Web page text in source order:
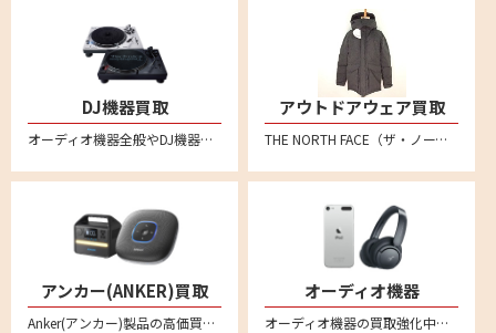
DJ機器買取
オーディオ機器全般やDJ機器の買取強化中です。全国対応の宅配買取で、不要になったオーディオ機器をお売りください。 ターンテーブル、DJコントローラー、インターフェイス、CDJ、DJミキサー、DJエフェクター、シーケンサー、サンプラー、ヘッドホンやバイナル、MIDIコントローラーなども買い取りいたしております。
アウトドアウェア買取
THE NORTH FACE（ザ・ノース・フェイス）、 Patagonia（パタゴニア）、Columbia（コロンビア）、mont-bell（モンベル）、アークテリクス、スノーピーク、ナンガ、ACRONYM(アクロニウム)といった人気メーカー品を売るならリムーブへ。特にダウンジャケットなどを中心に買取強化中！
アンカー(ANKER)買取
Anker(アンカー)製品の高価買取ならリムーブ！新品はもちろん中古品もしっかり買い取ります。事前に金額のわかるLINE査定が便利！プロジェクターやプロジェクター、プロジェクター、ポータブル電源、スピーカー、ヘッドホン、イヤホン、ロボット掃除機、ヘッドセット、マイクなど様々なアンカー商品を宅配買取で売ることができます。
オーディオ機器
オーディオ機器の買取強化中。ヘッドセットやスピーカー・アンプ・プレーヤー・レコードプレーヤーなどあらゆるオーディオ機器の買取をおこなっております。音響関連の商品をリムーブへお売りください。全国対応の宅配買取サービスはこちら